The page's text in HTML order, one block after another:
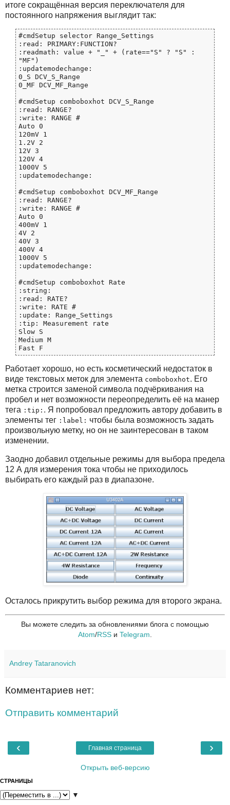
итоге сокращённая версия переключателя для
постоянного напряжения выглядит так:
#cmdSetup selector Range_Settings
:read: PRIMARY:FUNCTION?
:readmath: value + "_" + (rate=="S" ? "S" :
"MF")
:updatemodechange:
0_S DCV_S_Range
0_MF DCV_MF_Range
#cmdSetup comboboxhot DCV_S_Range
:read: RANGE?
:write: RANGE #
Auto 0
120mV 1
1.2V 2
12V 3
120V 4
1000V 5
:updatemodechange:
#cmdSetup comboboxhot DCV_MF_Range
:read: RANGE?
:write: RANGE #
Auto 0
400mV 1
4V 2
40V 3
400V 4
1000V 5
:updatemodechange:
#cmdSetup comboboxhot Rate
:string:
:read: RATE?
:write: RATE #
:update: Range_Settings
:tip: Measurement rate
Slow S
Medium M
Работает хорошо, но есть косметический недостаток в
виде текстовых меток для элемента comboboxhot. Его
метка строится заменой символа подчёркивания на
пробел и нет возможности переопределить её на манер
тега :tip: . Я попробовал предложить автору добавить в
элементы тег :label: чтобы была возможность задать
произвольную метку, но он не заинтересован в таком
изменении.
Заодно добавил отдельные режимы для выбора предела
12 А для измерения тока чтобы не приходилось
выбирать его каждый раз в диапазоне.
Осталось прикрутить выбор режима для второго экрана.
Вы можете следить за обновлениями блога с помощью
Atom/RSS и Telegram.
Andrey Tataranovich
Комментариев нет:
Отправить комментарий
‹ ›
Главная страница
Открыть веб-версию
СТРАНИЦЫ
▼